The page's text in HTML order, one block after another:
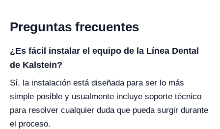
Preguntas frecuentes
¿Es fácil instalar el equipo de la Línea Dental
de Kalstein?
Sí, la instalación está diseñada para ser lo más
simple posible y usualmente incluye soporte técnico
para resolver cualquier duda que pueda surgir durante
el proceso.